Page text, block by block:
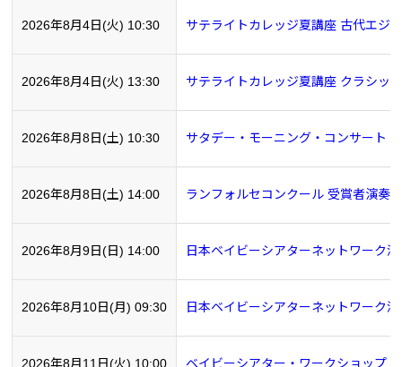
2026年8月4日(火) 10:30 サテライトカレッジ夏講座 古代エジ
2026年8月4日(火) 13:30 サテライトカレッジ夏講座 クラシッ
2026年8月8日(土) 10:30 サタデー・モーニング・コンサート
2026年8月8日(土) 14:00 ランフォルセコンクール 受賞者演奏
2026年8月9日(日) 14:00 日本ベイビーシアターネットワーク
2026年8月10日(月) 09:30 日本ベイビーシアターネットワーク
2026年8月11日(火) 10:00 ベイビーシアター・ワークショップ